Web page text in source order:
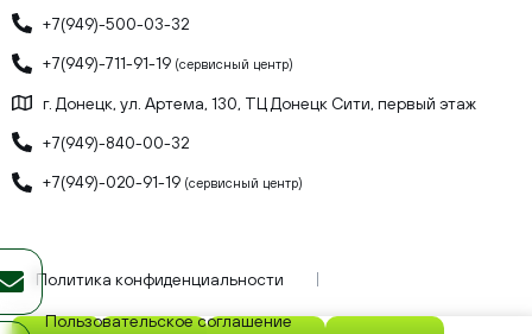
+7(949)-500-03-32
+7(949)-711-91-19 (сервисный центр)
г. Донецк, ул. Артема, 130, ТЦ Донецк Сити, первый этаж
+7(949)-840-00-32
+7(949)-020-91-19 (сервисный центр)
Политика конфиденциальности
Пользовательское соглашение